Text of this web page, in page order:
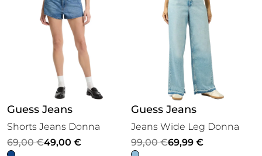
109,00 €.
77,00 €.
35,00 €.
24,99 €.
Guess Jeans
Shorts Jeans Donna
69,00€
Il
49,00 €
Il
Guess Jeans
Jeans Wide Leg Donna
99,00€
Il
69,99 €
Il